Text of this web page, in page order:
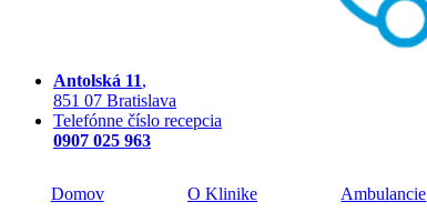
Antolská 11,
851 07 Bratislava
Telefónne číslo recepcia
0907 025 963
Domov O Klinike Ambulancie